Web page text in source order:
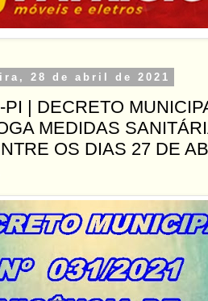
28 de abril de 2021
| DECRETO
MEDIDAS
OS DIAS 27 DE